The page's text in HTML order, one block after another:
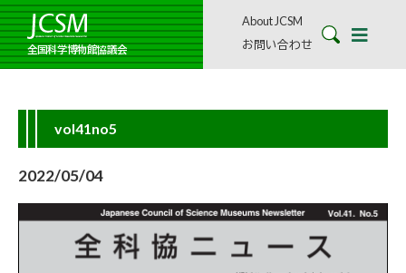
全国科学博物館協議会
About JCSM
お問い合わせ
vol41no5
2022/05/04